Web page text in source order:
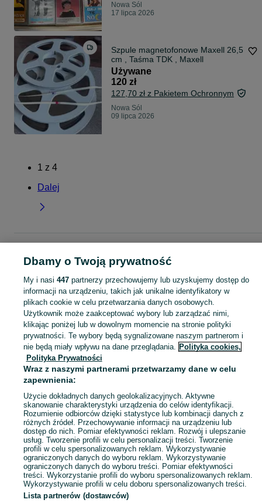
Nowa Sól
17 lipca 2026
Szpule magnetofonowe Maxell 26,5
cm , Taśma TDK , Maxell
Używane
120 zł
127,70 zł z Pakietem Ochronnym
Nowa Sól
09 lipca 2026
1 z 4
Dalej
Lubuskie
Kasety audio - Nowa Sól
KATEGORIA
Zobacz
Mapa kategorii
Mapa miejscowości
Mapa ministron
Popularne wyszukiwania
Dbamy o Twoją prywatność
My i nasi 447partnerzy przechowujemy lub uzyskujemy dostęp do
informacji na urządzeniu, takich jak unikalne identyfikatory w
plikach cookie w celu przetwarzania danych osobowych.
Użytkownik może zaakceptować wybory lub zarządzać nimi,
klikając poniżej lub w dowolnym momencie na stronie polityki
prywatności. Te wybory będą sygnalizowane naszym partnerom i
nie będą miały wpływu na dane przeglądania. Polityka cookies,
Polityka Prywatności
Wraz z naszymi partnerami przetwarzamy dane w celu
zapewnienia:
Użycie dokładnych danych geolokalizacyjnych. Aktywne
skanowanie charakterystyki urządzenia do celów identyfikacji.
Rozumienie odbiorców dzięki statystyce lub kombinacji danych z
różnych źródeł. Przechowywanie informacji na urządzeniu lub
dostęp do nich. Pomiar efektywności reklam. Rozwój i ulepszanie
usług. Tworzenie profili w celu personalizacji treści. Tworzenie
profili w celu spersonalizowanych reklam. Wykorzystywanie
ograniczonych danych do wyboru reklam. Wykorzystywanie
ograniczonych danych do wyboru treści. Pomiar efektywności
treści. Wykorzystanie profili do wyboru spersonalizowanych reklam.
Wykorzystywanie profili w celu doboru spersonalizowanych treści.
Lista partnerów (dostawców)